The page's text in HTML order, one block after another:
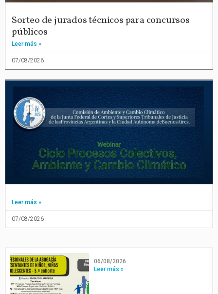
Sorteo de jurados técnicos para concursos
públicos
Leer más »
07/08/2026
Leer más »
07/08/2026
06/08/2026
Leer más »